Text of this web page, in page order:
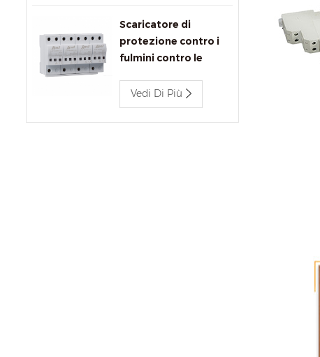
Scaricatore di
protezione contro i
fulmini contro le
BC680/12.5
Vedi Di Più